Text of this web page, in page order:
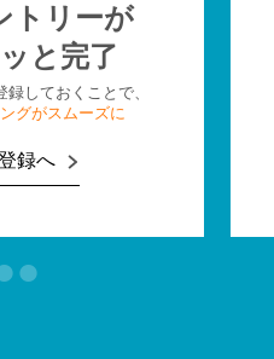
トリーが
と完了
しておくことで、
グがスムーズに
録へ